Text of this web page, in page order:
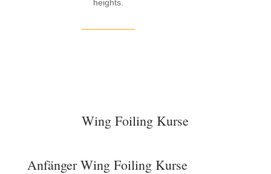
heights.
Wing Foiling Kurse
Anfänger Wing Foiling Kurse